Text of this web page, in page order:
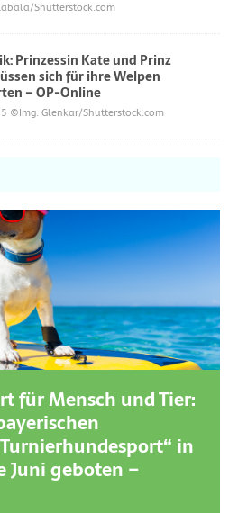
Shutterstock.com
Prinzessin Kate und Prinz
sich für ihre Welpen
– OP-Online
©Img. Glenkar/Shutterstock.com
für Mensch und Tier:
in
Juni geboten –